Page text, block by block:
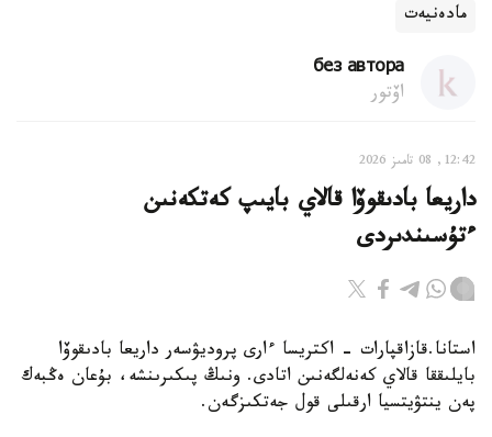
مادەنيەت
без автора
اۆتور
12:42, 08 تامىز 2026
داريعا بادىقوۆا قالاي بايىپ كەتكەنىن
ءتۇسىندىردى
استانا.قازاقپارات - اكتريسا ءارى پروديۋسەر داريعا بادىقوۆا
بايلىققا قالاي كەنەلگەنىن اتادى. ونىڭ پىكىرىنشە، بۇعان ەڭبەك
پەن ينتۋيتسيا ارقىلى قول جەتكىزگەن.